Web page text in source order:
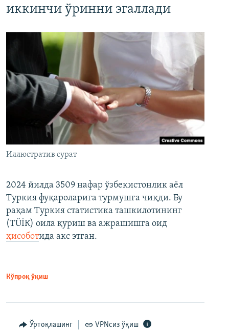
иккинчи ўринни эгаллади
Иллюстратив сурат
2024 йилда 3509 нафар ўзбекистонлик аёл
Туркия фуқароларига турмушга чиқди. Бу
рақам Туркия статистика ташкилотининг
(ТÜİК) оила қуриш ва ажрашишга оид
ҳисоботида акс этган.
Кўпроқ ўқиш
Ўртоқлашинг VPNсиз ўқиш